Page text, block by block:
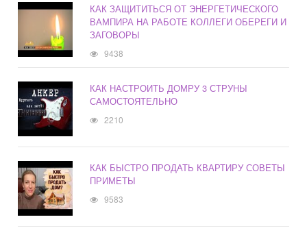
КАК ЗАЩИТИТЬСЯ ОТ ЭНЕРГЕТИЧЕСКОГО
ВАМПИРА НА РАБОТЕ КОЛЛЕГИ ОБЕРЕГИ И
ЗАГОВОРЫ
9438
КАК НАСТРОИТЬ ДОМРУ 3 СТРУНЫ
САМОСТОЯТЕЛЬНО
2210
КАК БЫСТРО ПРОДАТЬ КВАРТИРУ СОВЕТЫ
ПРИМЕТЫ
9583